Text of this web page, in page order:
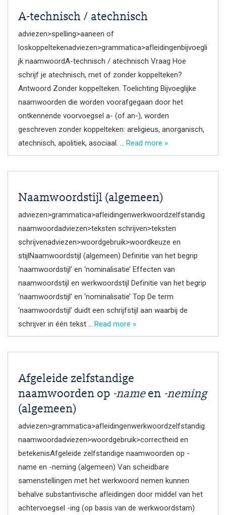
A-technisch / atechnisch
adviezen>spelling>aaneen of
loskoppeltekenadviezen>grammatica>afleidingenbijvoegli
jk naamwoordA-technisch / atechnisch Vraag Hoe
schrijf je atechnisch, met of zonder koppelteken?
Antwoord Zonder koppelteken. Toelichting Bijvoeglijke
naamwoorden die worden voorafgegaan door het
ontkennende voorvoegsel a- (of an-), worden
geschreven zonder koppelteken: areligieus, anorganisch,
atechnisch, apolitiek, asociaal. … Read more »
Naamwoordstijl (algemeen)
adviezen>grammatica>afleidingenwerkwoordzelfstandig
naamwoordadviezen>teksten schrijven>teksten
schrijvenadviezen>woordgebruik>woordkeuze en
stijlNaamwoordstijl (algemeen) Definitie van het begrip
‘naamwoordstijl’ en ‘nominalisatie’ Effecten van
naamwoordstijl en werkwoordstijl Definitie van het begrip
‘naamwoordstijl’ en ‘nominalisatie’ Top De term
‘naamwoordstijl’ duidt een schrijfstijl aan waarbij de
schrijver in één tekst … Read more »
Afgeleide zelfstandige
naamwoorden op -nameen -neming
(algemeen)
adviezen>grammatica>afleidingenwerkwoordzelfstandig
naamwoordadviezen>woordgebruik>correctheid en
betekenisAfgeleide zelfstandige naamwoorden op -
name en -neming (algemeen) Van scheidbare
samenstellingen met het werkwoord nemen kunnen
behalve substantivische afleidingen door middel van het
achtervoegsel -ing (op basis van de werkwoordstam)